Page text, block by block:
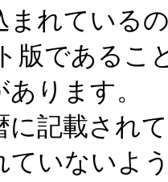
まれている
版であるこ
ります。
に記載され
ていないよ